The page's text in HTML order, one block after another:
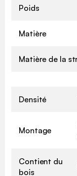
Poids
Matière
Matière de la
Densité
Montage
Contient du
bois